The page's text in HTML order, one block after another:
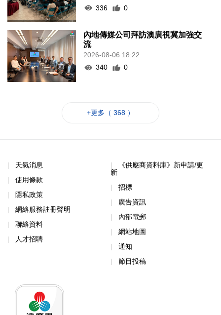
336
0
內地傳媒公司拜訪澳廣視冀加強交
流
2026-08-06 18:22
340
0
+更多（ 368 ）
天氣消息
使用條款
隱私政策
網絡服務註冊聲明
聯絡資料
人才招聘
《供應商資料庫》新申請/更
新
招標
廣告資訊
內部電郵
網站地圖
通知
節目投稿